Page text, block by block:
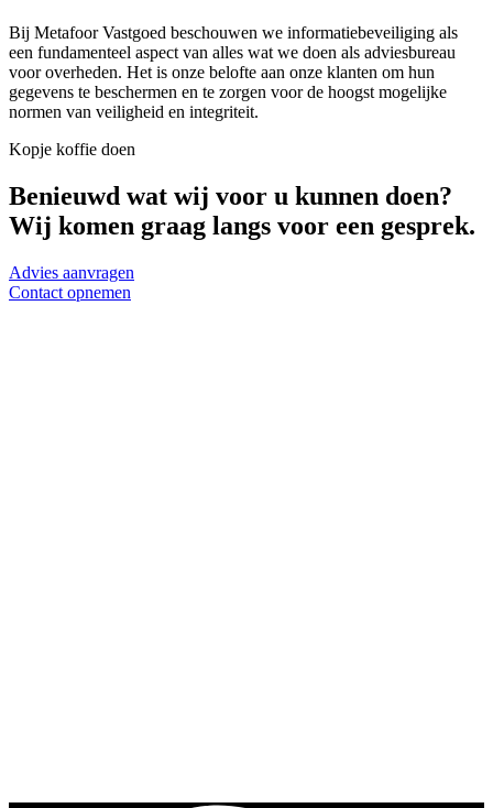
Bij Metafoor Vastgoed beschouwen we informatiebeveiliging als
een fundamenteel aspect van alles wat we doen als adviesbureau
voor overheden. Het is onze belofte aan onze klanten om hun
gegevens te beschermen en te zorgen voor de hoogst mogelijke
normen van veiligheid en integriteit.
Kopje koffie doen
Benieuwd wat wij voor u kunnen doen?
Wij komen graag langs voor een gesprek.
Advies aanvragen
Contact opnemen